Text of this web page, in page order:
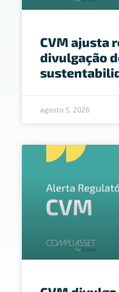
CVM ajusta
divulgação
agosto 5, 2026